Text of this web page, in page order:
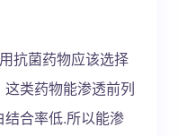
抗菌药物应该选择
类药物能渗透前列
合率低.所以能渗